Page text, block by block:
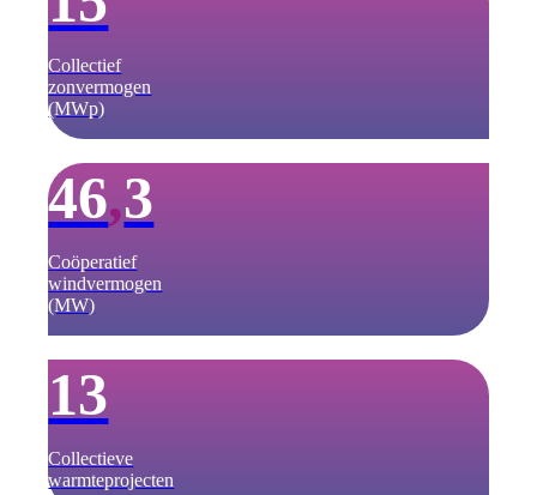
Collectief
zonvermogen
(MWp)
46,3
Coöperatief
windvermogen
(MW)
13
Collectieve
warmteprojecten